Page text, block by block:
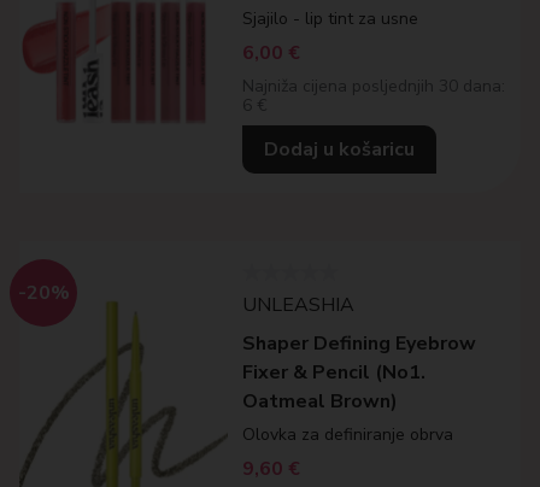
Sjajilo - lip tint za usne
6,00 €
Najniža cijena posljednjih 30 dana:
6 €
Dodaj u košaricu
-20%
UNLEASHIA
Shaper Defining Eyebrow
Fixer & Pencil (No1.
Oatmeal Brown)
Olovka za definiranje obrva
9,60 €